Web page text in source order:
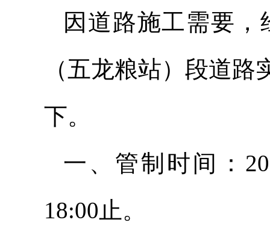
因道路施工需要，
（五龙粮站）段道
下。
一、管制时间：
18:00止。